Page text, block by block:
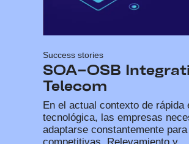
Success stories
SOA–OSB
Telecom
En el actual contexto de rápida
tecnológica, las empresas
adaptarse constantemente